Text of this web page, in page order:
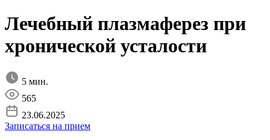
Лечебный плазмаферез при
хронической усталости
5 мин.
565
23.06.2025
Записаться на прием